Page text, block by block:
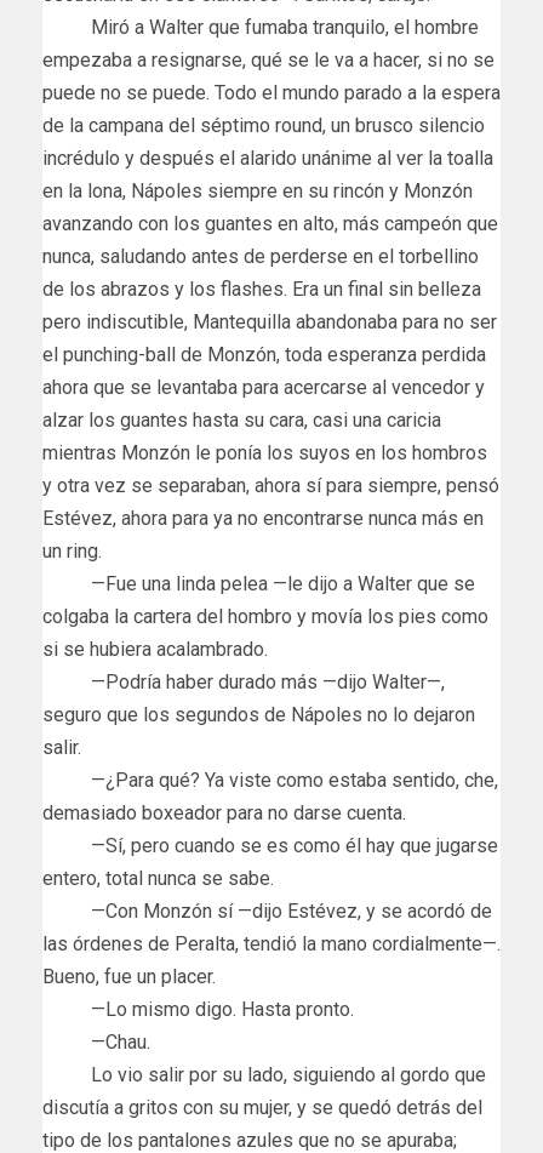
Miró a Walter que fumaba tranquilo, el hombre
empezaba a resignarse, qué se le va a hacer, si no se
puede no se puede. Todo el mundo parado a la espera
de la campana del séptimo round, un brusco silencio
incrédulo y después el alarido unánime al ver la toalla
en la lona, Nápoles siempre en su rincón y Monzón
avanzando con los guantes en alto, más campeón que
nunca, saludando antes de perderse en el torbellino
de los abrazos y los flashes. Era un final sin belleza
pero indiscutible, Mantequilla abandonaba para no ser
el punching-ball de Monzón, toda esperanza perdida
ahora que se levantaba para acercarse al vencedor y
alzar los guantes hasta su cara, casi una caricia
mientras Monzón le ponía los suyos en los hombros
y otra vez se separaban, ahora sí para siempre, pensó
Estévez, ahora para ya no encontrarse nunca más en
un ring.
—Fue una linda pelea —le dijo a Walter que se
colgaba la cartera del hombro y movía los pies como
si se hubiera acalambrado.
—Podría haber durado más —dijo Walter—,
seguro que los segundos de Nápoles no lo dejaron
salir.
—¿Para qué? Ya viste como estaba sentido, che,
demasiado boxeador para no darse cuenta.
—Sí, pero cuando se es como él hay que jugarse
entero, total nunca se sabe.
—Con Monzón sí —dijo Estévez, y se acordó de
las órdenes de Peralta, tendió la mano cordialmente—.
Bueno, fue un placer.
—Lo mismo digo. Hasta pronto.
—Chau.
Lo vio salir por su lado, siguiendo al gordo que
discutía a gritos con su mujer, y se quedó detrás del
tipo de los pantalones azules que no se apuraba;